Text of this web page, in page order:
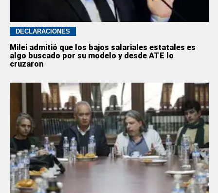
DECLARACIONES
Milei admitió que los bajos salariales estatales es
algo buscado por su modelo y desde ATE lo
cruzaron